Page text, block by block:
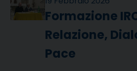
Formazione
Relazione,
Pace